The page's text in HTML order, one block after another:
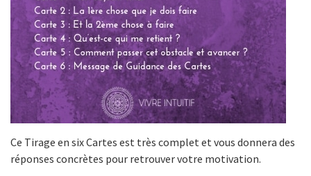
Ce Tirage en six Cartes est très complet et vous donnera des
réponses concrètes pour retrouver votre motivation.